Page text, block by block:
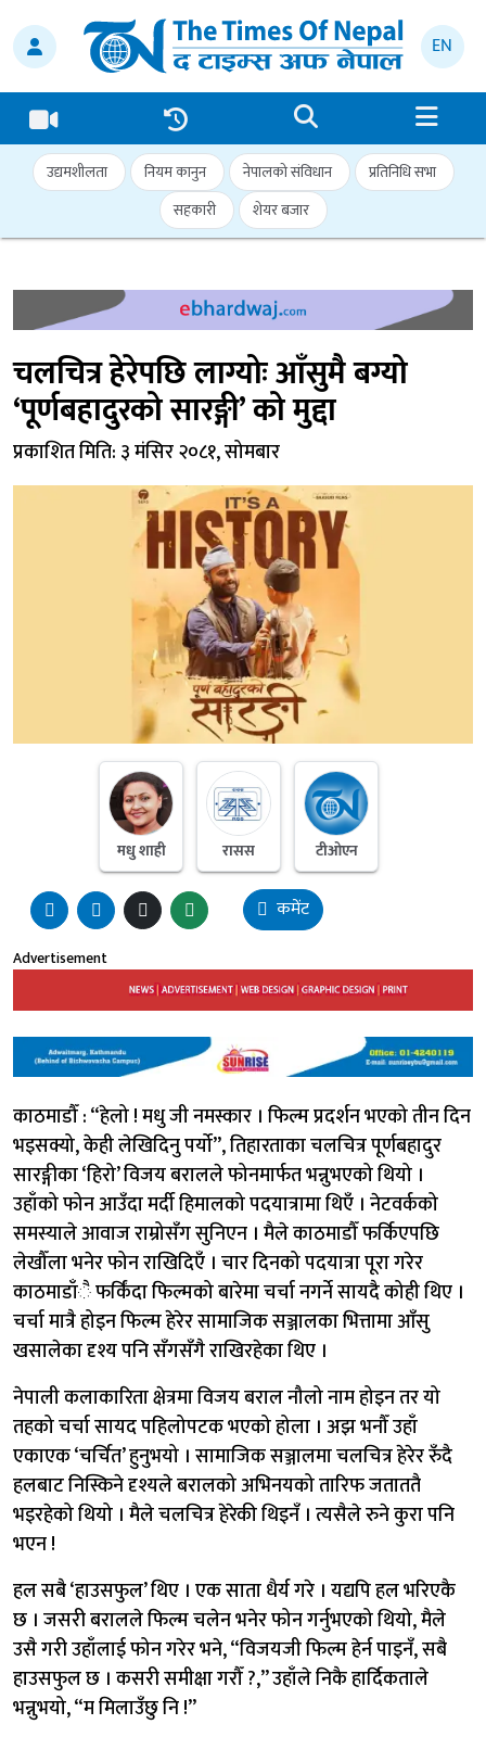
EN
उद्यमशीलता नियम कानुन नेपालको संविधान
प्रतिनिधि सभा
सहकारी
शेयर बजार
चलचित्र हेरेपछि लाग्योः आँसुमै बग्यो
‘पूर्णबहादुरको सारङ्गी’ को मुद्दा
प्रकाशित मिति: ३ मंसिर २०८१, सोमबार
मधु शाही रासस टीओएन
कमेंट
Advertisement
काठमाडौँ : “हेलो ! मधु जी नमस्कार । फिल्म प्रदर्शन भएको तीन दिन
भइसक्यो, केही लेखिदिनु पर्यो”, तिहारताका चलचित्र पूर्णबहादुर
सारङ्गीका ‘हिरो’ विजय बरालले फोनमार्फत भन्नुभएको थियो ।
उहाँको फोन आउँदा मर्दी हिमालको पदयात्रामा थिएँ । नेटवर्कको
समस्याले आवाज राम्रोसँग सुनिएन । मैले काठमाडौँ फर्किएपछि
लेखौँला भनेर फोन राखिदिएँ । चार दिनको पदयात्रा पूरा गरेर
काठमाडाँै फर्किंदा फिल्मको बारेमा चर्चा नगर्ने सायदै कोही थिए ।
चर्चा मात्रै होइन फिल्म हेरेर सामाजिक सञ्जालका भित्तामा आँसु
खसालेका दृश्य पनि सँगसँगै राखिरहेका थिए ।
नेपाली कलाकारिता क्षेत्रमा विजय बराल नौलो नाम होइन तर यो
तहको चर्चा सायद पहिलोपटक भएको होला । अझ भनौँ उहाँ
एकाएक ‘चर्चित’ हुनुभयो । सामाजिक सञ्जालमा चलचित्र हेरेर रुँदै
हलबाट निस्किने दृश्यले बरालको अभिनयको तारिफ जताततै
भइरहेको थियो । मैले चलचित्र हेरेकी थिइनँ । त्यसैले रुने कुरा पनि
भएन !
हल सबै ‘हाउसफुल’ थिए । एक साता धैर्य गरे । यद्यपि हल भरिएकै
छ । जसरी बरालले फिल्म चलेन भनेर फोन गर्नुभएको थियो, मैले
उसै गरी उहाँलाई फोन गरेर भने, “विजयजी फिल्म हेर्न पाइनँ, सबै
हाउसफुल छ । कसरी समीक्षा गरौँ ?,” उहाँले निकै हार्दिकताले
भन्नुभयो, “म मिलाउँछु नि !”